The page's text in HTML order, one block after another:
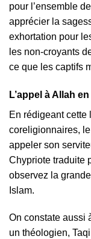
pour l’ensemble
apprécier la
exhortation pour
les non-croyants
ce que les captifs
L’appel à Allah
En rédigeant cette
coreligionnaires,
appeler son
Chypriote traduite
observez la
Islam.
On constate aussi
un théologien,